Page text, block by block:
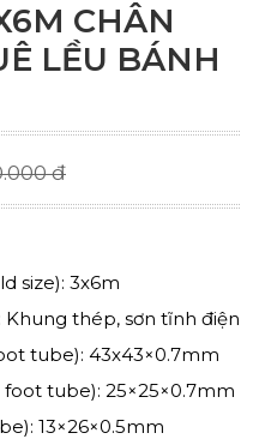
CHÂN
LỀU BÁNH
đ
size): 3x6m
thép, sơn tĩnh điện
tube): 43x43×0.7mm
tube): 25×25×0.7mm
13×26×0.5mm